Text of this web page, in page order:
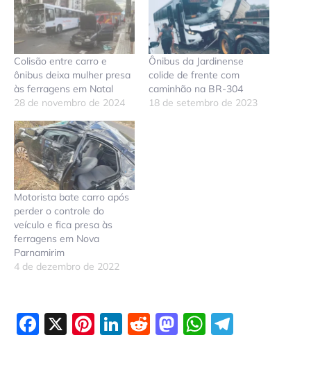
Colisão entre carro e
ônibus deixa mulher presa
às ferragens em Natal
28 de novembro de 2024
Ônibus da Jardinense
colide de frente com
caminhão na BR-304
18 de setembro de 2023
Motorista bate carro após
perder o controle do
veículo e fica presa às
ferragens em Nova
Parnamirim
4 de dezembro de 2022
Facebook
X Pinterest
LinkedIn
Reddit
Mastodon